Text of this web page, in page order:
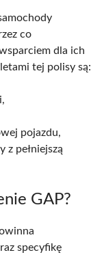
co
dla ich
tej polisy są:
pojazdu,
z pełniejszą
GAP?
specyfikę